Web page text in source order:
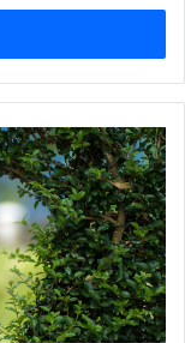
الإلكتروني
قواعد
تقليم
شجيرات
حدائق
المنازل
في
المانيا